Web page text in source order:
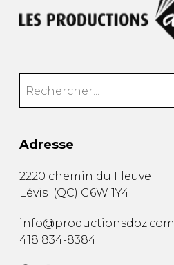
Adresse
2220 chemin du Fleuve
Lévis (QC) G6W 1Y4
info@productionsdoz.com
418 834-8384